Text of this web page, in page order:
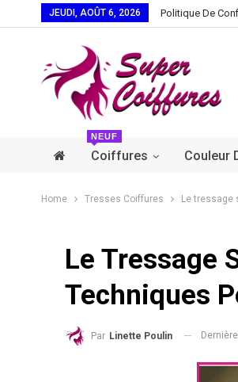
JEUDI, AOÛT 6, 2026 Politique De
Coiffures
NEUF
Couleur
Home Tresses Coiffures Le tressage
Le Tressage
Techniques
Par Linette Poulin